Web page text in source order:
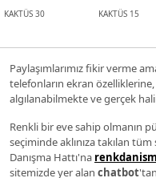
KAKTÜS 30 KAKTÜS 15
Paylaşımlarımız fikir verme
telefonların ekran özelliklerine,
algılanabilmekte ve gerçek
Renkli bir eve sahip olmanın
seçiminde aklınıza takılan
Danışma Hattı'na
sitemizde yer alan chatbot